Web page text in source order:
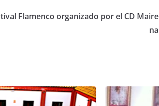
Flamenco organizado por el CD Maire
na